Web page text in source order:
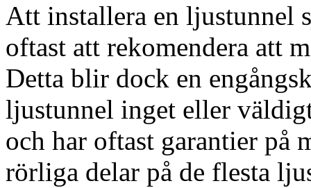
Att installera en ljustunnel
oftast att rekomendera att
Detta blir dock en
ljustunnel inget eller
och har oftast garantier på
rörliga delar på de flesta